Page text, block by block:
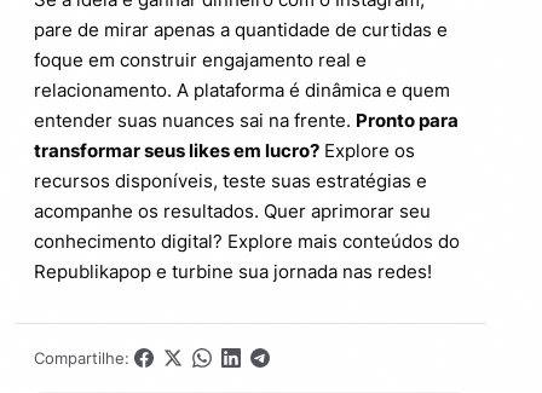
pare de mirar apenas a quantidade de curtidas e
foque em construir engajamento real e
relacionamento. A plataforma é dinâmica e quem
entender suas nuances sai na frente. Pronto para
transformar seus likes em lucro? Explore os
recursos disponíveis, teste suas estratégias e
acompanhe os resultados. Quer aprimorar seu
conhecimento digital? Explore mais conteúdos do
Republikapop e turbine sua jornada nas redes!
Compartilhe: